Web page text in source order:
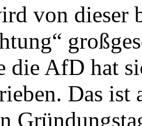
von dieser
die AfD hat
Das